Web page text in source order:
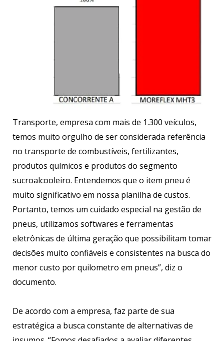
Transporte, empresa com mais de 1.300 veículos,
temos muito orgulho de ser considerada referência
no transporte de combustíveis, fertilizantes,
produtos químicos e produtos do segmento
sucroalcooleiro. Entendemos que o item pneu é
muito significativo em nossa planilha de custos.
Portanto, temos um cuidado especial na gestão de
pneus, utilizamos softwares e ferramentas
eletrônicas de última geração que possibilitam tomar
decisões muito confiáveis e consistentes na busca do
menor custo por quilometro em pneus”, diz o
documento.
De acordo com a empresa, faz parte de sua
estratégica a busca constante de alternativas de